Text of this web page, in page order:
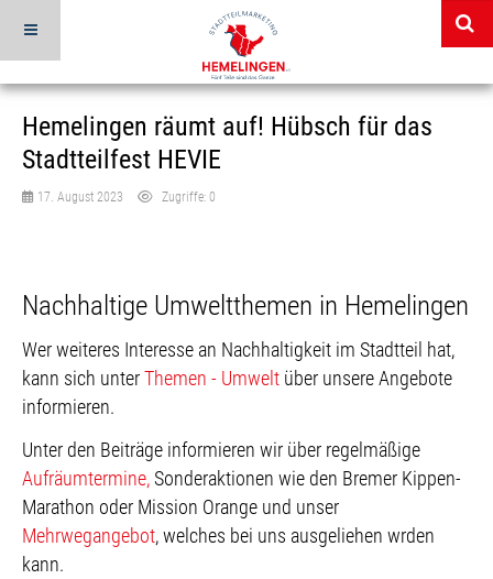
Hemelingen räumt auf! Hübsch für das
Stadtteilfest HEVIE
17. August 2023 Zugriffe: 0
Nachhaltige Umweltthemen in Hemelingen
Wer weiteres Interesse an Nachhaltigkeit im Stadtteil hat,
kann sich unter Themen - Umwelt über unsere Angebote
informieren.
Unter den Beiträge informieren wir über regelmäßige
Aufräumtermine, Sonderaktionen wie den Bremer Kippen-
Marathon oder Mission Orange und unser
Mehrwegangebot, welches bei uns ausgeliehen wrden
kann.